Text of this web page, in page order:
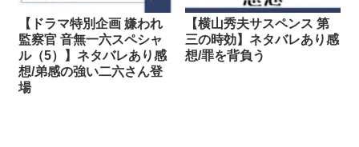
【ドラマ特別企画 嫌われ
監察官 音無一六スペシャ
ル（5）】ネタバレあり感
想/弟感の強い二六さん登
場
【横山秀夫サスペンス 第
三の時効】ネタバレあり感
想/罪を背負う